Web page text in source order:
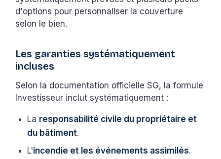
d'options pour personnaliser la couverture
selon le bien.
Les garanties systématiquement
incluses
Selon la documentation officielle SG, la formule
Investisseur inclut systématiquement :
La responsabilité civile du propriétaire et
du bâtiment.
L'incendie et les événements assimilés.